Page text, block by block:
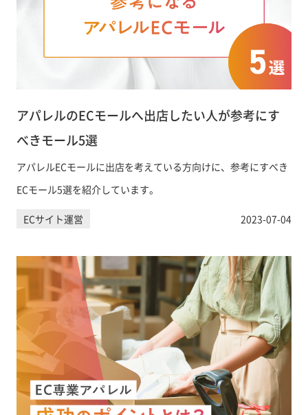
アパレルのECモールへ出店したい人が参考にす
べきモール5選
アパレルECモールに出店を考えている方向けに、参考にすべき
ECモール5選を紹介しています。
ECサイト運営 2023-07-04